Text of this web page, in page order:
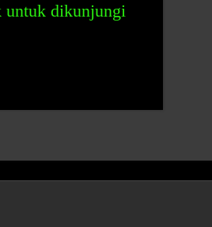
untuk dikunjungi